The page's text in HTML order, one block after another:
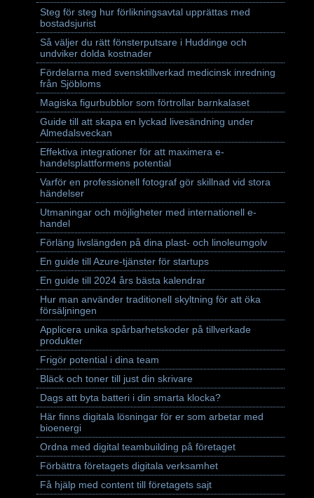
Steg för steg hur förlikningsavtal upprättas med
bostadsjurist
Så väljer du rätt fönsterputsare i Huddinge och
undviker dolda kostnader
Fördelarna med svensktillverkad medicinsk inredning
från Sjöbloms
Magiska figurbubblor som förtrollar barnkalaset
Guide till att skapa en lyckad livesändning under
Almedalsveckan
Effektiva integrationer för att maximera e-
handelsplattformens potential
Varför en professionell fotograf gör skillnad vid stora
händelser
Utmaningar och möjligheter med internationell e-
handel
Förläng livslängden på dina plast- och linoleumgolv
En guide till Azure-tjänster för startups
En guide till 2024 års bästa kalendrar
Hur man använder traditionell skyltning för att öka
försäljningen
Applicera unika spårbarhetskoder på tillverkade
produkter
Frigör potential i dina team
Bläck och toner till just din skrivare
Dags att byta batteri i din smarta klocka?
Här finns digitala lösningar för er som arbetar med
bioenergi
Ordna med digital teambuilding på företaget
Förbättra företagets digitala verksamhet
Få hjälp med content till företagets sajt